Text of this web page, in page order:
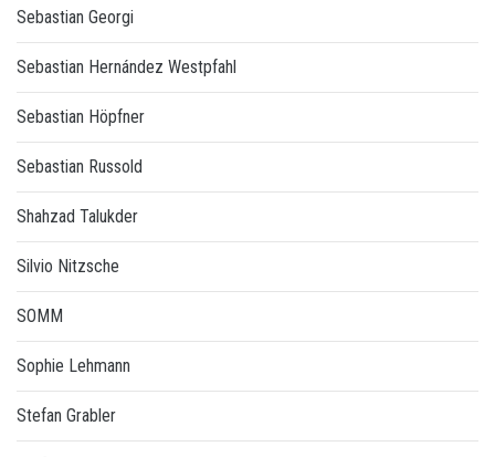
Sebastian Georgi
Sebastian Hernández Westpfahl
Sebastian Höpfner
Sebastian Russold
Shahzad Talukder
Silvio Nitzsche
SOMM
Sophie Lehmann
Stefan Grabler